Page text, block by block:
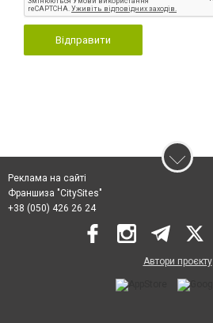
Відправити
Реклама на сайті
Франшиза "CitySites"
+38 (050) 426 26 24
Автори проєкту